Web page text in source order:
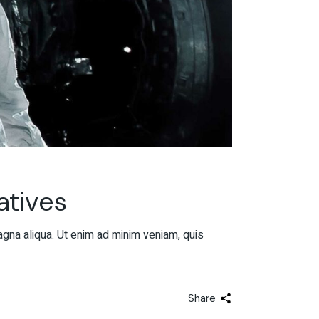
aliqua. Ut enim ad minim veniam, quis
Share